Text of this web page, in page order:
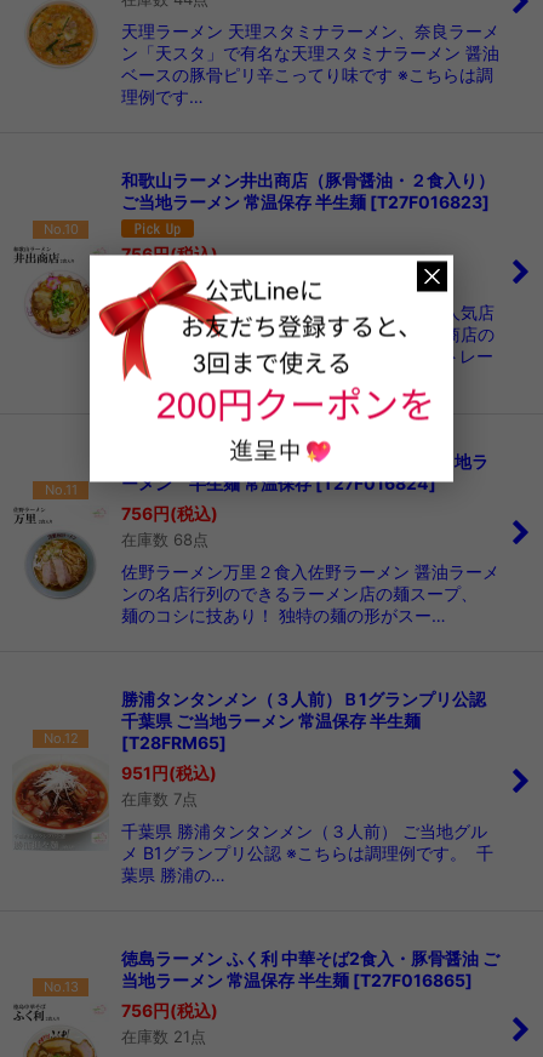
天理ラーメン 天理スタミナラーメン、奈良ラーメ
ン「天スタ」で有名な天理スタミナラーメン 醤油
ベースの豚骨ピリ辛こってり味です ※こちらは調
理例です…
No.10
和歌山ラーメン井出商店（豚骨醤油・２食入り）
ご当地ラーメン 常温保存 半生麺 [T27F016823]
756円(税込)
在庫数 49点
和歌山ラーメン井出商店和歌山ラーメンの人気店
ラーメンの盛り付けは和歌山ラーメン井出商店の
調理例です和歌山ラーメン井出商店：■ストレー
ト極細麺 …
No.11
佐野ラーメン万里 醤油ラーメン ２食入 ご当地ラ
ーメン 半生麺 常温保存[T27F016824]
756円(税込)
在庫数 68点
佐野ラーメン万里２食入佐野ラーメン 醤油ラーメ
ンの名店行列のできるラーメン店の麺スープ、
麺のコシに技あり！ 独特の麺の形がスー…
No.12
勝浦タンタンメン（３人前）Ｂ1グランプリ公認
千葉県 ご当地ラーメン 常温保存 半生麺
[T28FRM65]
951円(税込)
在庫数 7点
千葉県 勝浦タンタンメン（３人前） ご当地グル
メ B1グランプリ公認 ※こちらは調理例です。 千
葉県 勝浦の…
No.13
徳島ラーメン ふく利 中華そば2食入・豚骨醤油 ご
当地ラーメン 常温保存 半生麺 [T27F016865]
756円(税込)
在庫数 21点